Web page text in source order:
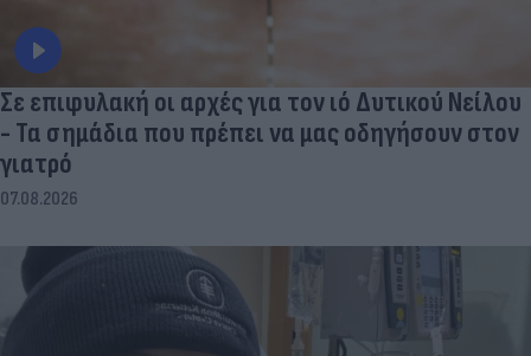
Σε επιφυλακή οι αρχές για τον ιό Δυτικού Νείλου
- Τα σημάδια που πρέπει να μας οδηγήσουν στον
γιατρό
07.08.2026